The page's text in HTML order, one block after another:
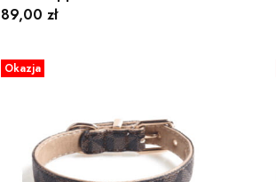
Cena
89,00 zł
Okazja